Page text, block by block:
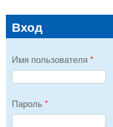
Вход
Имя пользователя *
Пароль *